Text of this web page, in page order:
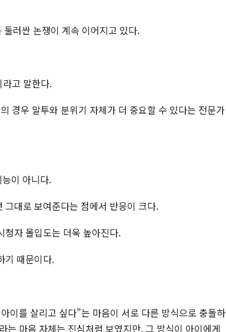
러싼 논쟁이 계속 이어지고 있다.
고 말한다.
경우 말투와 분위기 자체가 더 중요할 수 있다는 전문가
능이 아니다.
대로 보여준다는 점에서 반응이 크다.
청자 몰입도는 더욱 높아진다.
기 때문이다.
이를 살리고 싶다”는 마음이 서로 다른 방식으로 충돌하
는 마음 자체는 진심처럼 보였지만, 그 방식이 아이에게